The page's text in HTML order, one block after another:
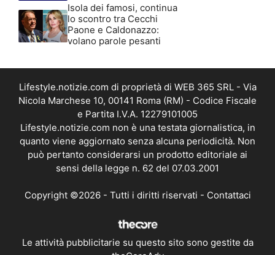
Isola dei famosi, continua
lo scontro tra Cecchi
Paone e Caldonazzo:
volano parole pesanti
Lifestyle.notizie.com di proprietà di WEB 365 SRL - Via
Nicola Marchese 10, 00141 Roma (RM) - Codice Fiscale
e Partita I.V.A. 12279101005
Lifestyle.notizie.com non è una testata giornalistica, in
quanto viene aggiornato senza alcuna periodicità. Non
può pertanto considerarsi un prodotto editoriale ai
sensi della legge n. 62 del 07.03.2001
Copyright ©2026 - Tutti i diritti riservati - Contattaci
Le attività pubblicitarie su questo sito sono gestite da